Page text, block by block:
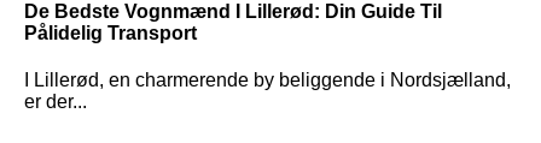
De Bedste Vognmænd I Lillerød: Din Guide Til
Pålidelig Transport
I Lillerød, en charmerende by beliggende i Nordsjælland,
er der...